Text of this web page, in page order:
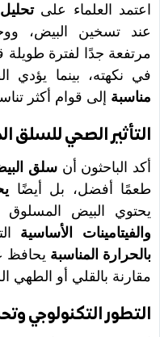
اعتمد العلماء علىتحليل
عند تسخين البيض،
مرتفعة جدًا لفترة
في نكهته، بينما
مناسبة إلى قوام أكثر
التأثير الصحي للسلق
أكد الباحثون أن سلق
طعمًا أفضل، بل أيضًا
يحتوي البيض
والفيتامينات الأساسية
بالحرارة المناسبة يحافظ
مقارنة بالقلي أو الطهي
التطور التكنولوجي